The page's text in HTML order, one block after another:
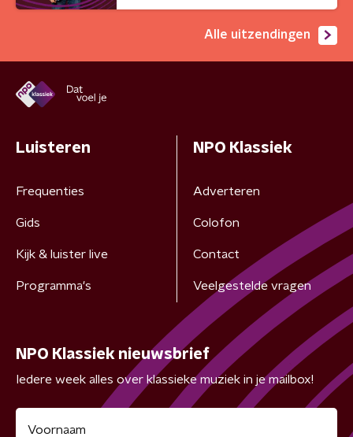
Alle uitzendingen
Luisteren
Frequenties
Gids
Kijk & luister live
Programma's
NPO Klassiek
Adverteren
Colofon
Contact
Veelgestelde vragen
NPO Klassiek nieuwsbrief
Iedere week alles over klassieke muziek in je mailbox!